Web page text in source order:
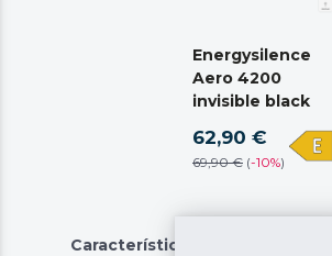
Energysilence
Aero 4200
invisible black
62,90 €
69,90 € (-10%)
Características